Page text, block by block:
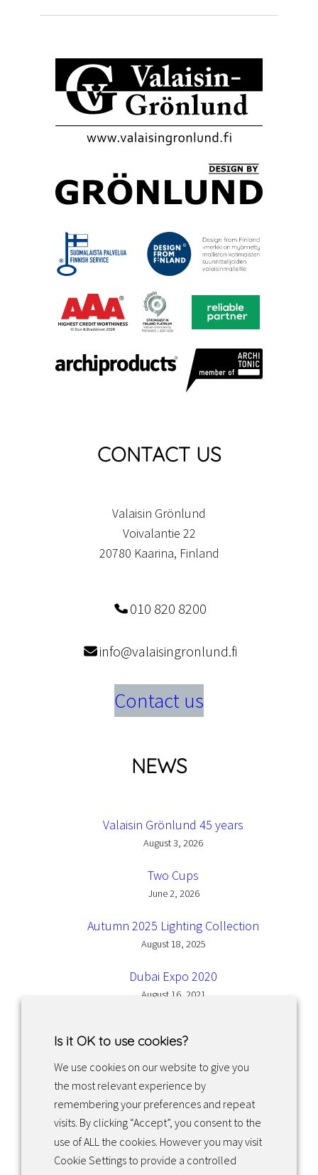
CONTACT US
Valaisin Grönlund
Voivalantie 22
20780 Kaarina, Finland
010 820 8200
info@valaisingronlund.fi
Contact us
NEWS
Valaisin Grönlund 45 years
August 3, 2026
Two Cups
June 2, 2026
Autumn 2025 Lighting Collection
August 18, 2025
Dubai Expo 2020
August 16, 2021
Facebook InstagramLinkedIn
Returns & exchanges
Is it OK to use cookies?
We use cookies on our website to give you
the most relevant experience by
remembering your preferences and repeat
visits. By clicking “Accept”, you consent to the
use of ALL the cookies. However you may visit
Cookie Settings to provide a controlled